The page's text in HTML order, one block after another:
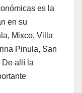
es la
en su
Mixco, Villa
Pinula, San
De allí la